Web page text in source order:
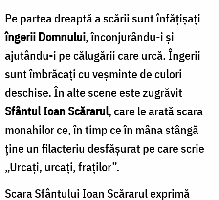
Pe partea dreaptă a scării sunt înfățișați
îngerii Domnului, înconjurându-i și
ajutându-i pe călugării care urcă. Îngerii
sunt îmbrăcați cu veșminte de culori
deschise. În alte scene este zugrăvit
Sfântul Ioan Scărarul, care le arată scara
monahilor ce, în timp ce în mâna stângă
ține un filacteriu desfășurat pe care scrie
„Urcați, urcați, fraților”.
Scara Sfântului Ioan Scărarul exprimă